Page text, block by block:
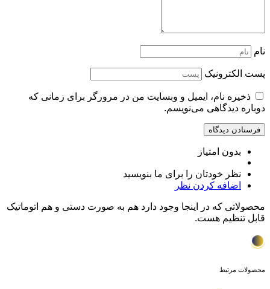
نام
پست الکترونیک
ذخیره نام، ایمیل و وبسایت من در مرورگر برای زمانی که
دوباره دیدگاهی می‌نویسم.
بدون امتیاز
نظر خودتان را برای ما بنویسید
اضافه کردن نظر
محصولاتی که در اینجا وجود دارد هم به صورت دستی و هم اتوماتیک
قابل تنظیم هست.
محصولات مرتبط